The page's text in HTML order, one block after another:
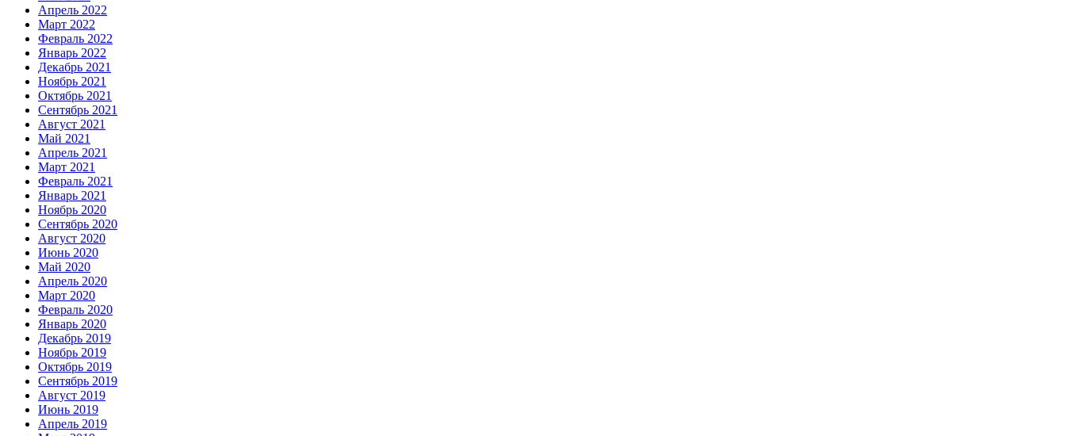
Апрель 2022
Март 2022
Февраль 2022
Январь 2022
Декабрь 2021
Ноябрь 2021
Октябрь 2021
Сентябрь 2021
Август 2021
Май 2021
Апрель 2021
Март 2021
Февраль 2021
Январь 2021
Ноябрь 2020
Сентябрь 2020
Август 2020
Июнь 2020
Май 2020
Апрель 2020
Март 2020
Февраль 2020
Январь 2020
Декабрь 2019
Ноябрь 2019
Октябрь 2019
Сентябрь 2019
Август 2019
Июнь 2019
Апрель 2019